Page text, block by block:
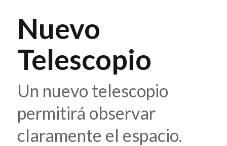
Nuevo
Telescopio
Un nuevo telescopio
permitirá observar
claramente el espacio.